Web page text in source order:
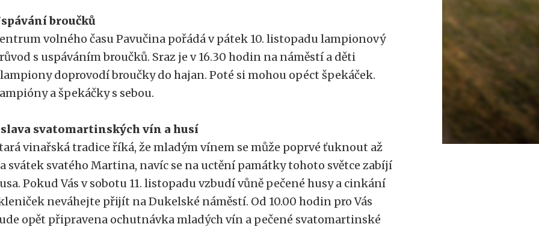
broučků
volného času Pavučina pořádá v pátek 10. listopadu lampionový
s uspáváním broučků. Sraz je v 16.30 hodin na náměstí a děti
doprovodí broučky do hajan. Poté si mohou opéct špekáček.
a špekáčky s sebou.
svatomartinských vín a husí
vinařská tradice říká, že mladým vínem se může poprvé ťuknout až
svátek svatého Martina, navíc se na uctění památky tohoto světce zabíjí
Pokud Vás v sobotu 11. listopadu vzbudí vůně pečené husy a cinkání
neváhejte přijít na Dukelské náměstí. Od 10.00 hodin pro Vás
opět připravena ochutnávka mladých vín a pečené svatomartinské